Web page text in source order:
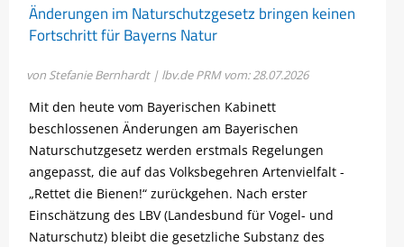
Änderungen im Naturschutzgesetz bringen keinen
Fortschritt für Bayerns Natur
von Stefanie Bernhardt | lbv.dePRM vom: 28.07.2026
Mit den heute vom Bayerischen Kabinett
beschlossenen Änderungen am Bayerischen
Naturschutzgesetz werden erstmals Regelungen
angepasst, die auf das Volksbegehren Artenvielfalt -
„Rettet die Bienen!“ zurückgehen. Nach erster
Einschätzung des LBV (Landesbund für Vogel- und
Naturschutz) bleibt die gesetzliche Substanz des